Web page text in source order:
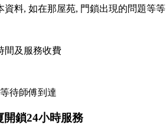
資料, 如在那屋苑, 門鎖出現的問題等等
間及服務收費
待師傅到達
開鎖24小時服務